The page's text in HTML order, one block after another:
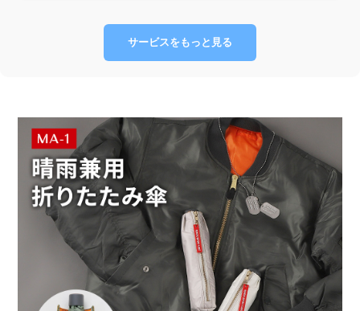
サービスをもっと見る